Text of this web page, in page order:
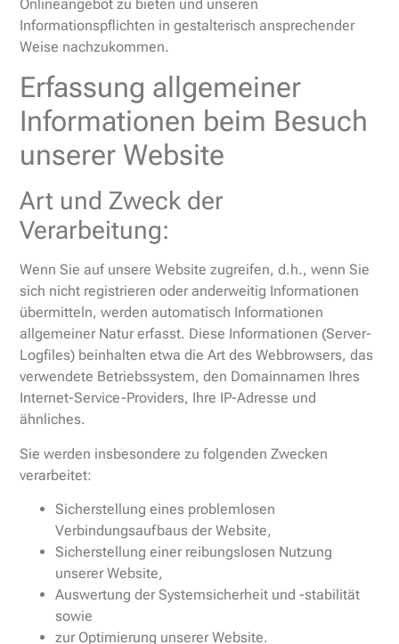
Onlineangebot zu bieten und unseren
Informationspflichten in gestalterisch ansprechender
Weise nachzukommen.
Erfassung allgemeiner
Informationen beim Besuch
unserer Website
Art und Zweck der
Verarbeitung:
Wenn Sie auf unsere Website zugreifen, d.h., wenn Sie
sich nicht registrieren oder anderweitig Informationen
übermitteln, werden automatisch Informationen
allgemeiner Natur erfasst. Diese Informationen (Server-
Logfiles) beinhalten etwa die Art des Webbrowsers, das
verwendete Betriebssystem, den Domainnamen Ihres
Internet-Service-Providers, Ihre IP-Adresse und
ähnliches.
Sie werden insbesondere zu folgenden Zwecken
verarbeitet:
Sicherstellung eines problemlosen
Verbindungsaufbaus der Website,
Sicherstellung einer reibungslosen Nutzung
unserer Website,
Auswertung der Systemsicherheit und -stabilität
sowie
zur Optimierung unserer Website.